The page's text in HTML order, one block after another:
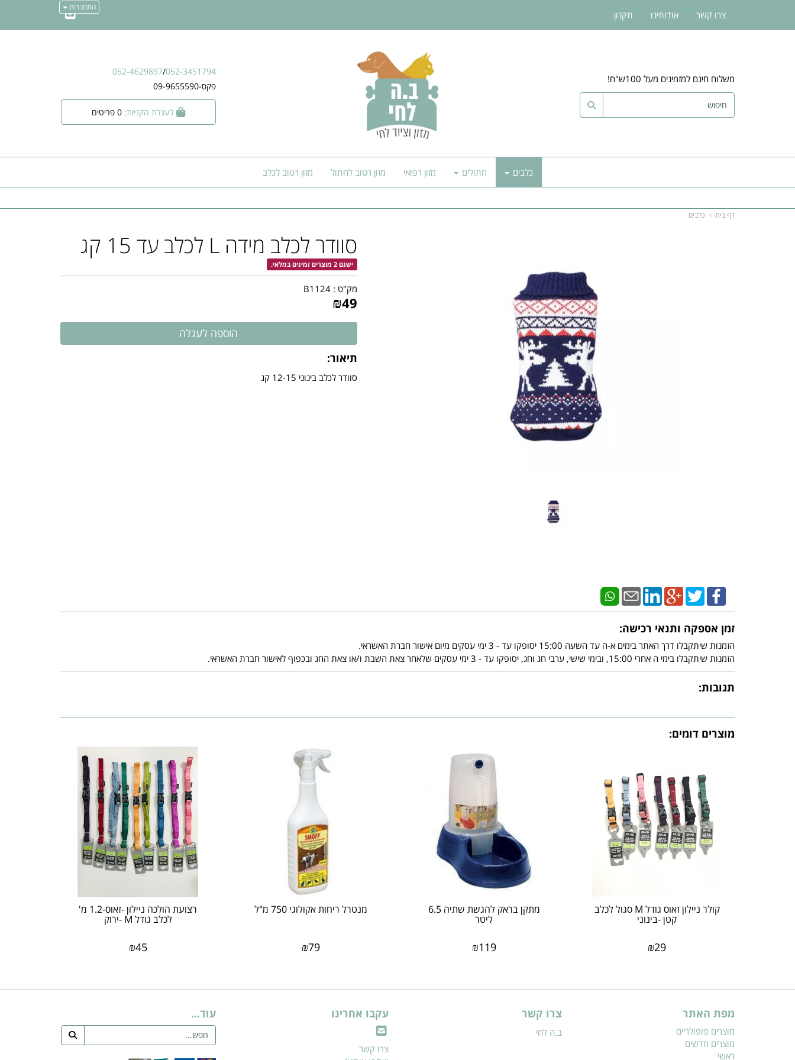
התחברות
משלוח חינם למזמינים מעל 100ש"ח!
052-4629897/052-3451794
פקס-09-9655590
0
כלבים חתולים מזון רפואי מזון רטוב לחתול מזון רטוב לכלב
צרו קשר אודותינו תקנון
דף בית כלבים
סוודר לכלב מידה L לכלב עד 15 קג
ישנם 2 מוצרים זמינים במלאי.
מק"ט :B1124
₪49
תיאור:
סוודר לכלב בינוני 12-15 קג
זמן אספקה ותנאי רכישה:
הזמנות שיתקבלו דרך האתר בימים א-ה עד השעה 15:00 יסופקו עד - 3 ימי עסקים מיום אישור חברת האשראי.
הזמנות שיתקבלו בימי ה אחרי 15:00, ובימי שישי, ערבי חג וחג, יסופקו עד - 3 ימי עסקים שלאחר צאת השבת ו/או צאת החג ובכפוף לאישור חברת האשראי.
תגובות:
מוצרים דומים:
​קולר ניילון זאוס גודל M סגול לכלב
קטן -בינוני
₪29
מתקן בראק להגשת שתיה 6.5
ליטר
₪119
מנטרל ריחות אקולוגי 750 מ"ל
₪79
רצועת הולכה ניילון -זאוס-1.2 מ'
לכלב גודל M -ירוק
₪45
מפת האתר
מוצרים פופולריים
מוצרים חדשים
ראשי
צרו קשר
ב.ה לחי
עקבו אחרינו
צרו קשר
עוד...